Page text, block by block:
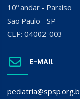
10º andar - Paraíso
São Paulo - SP
CEP: 04002-003
E-MAIL